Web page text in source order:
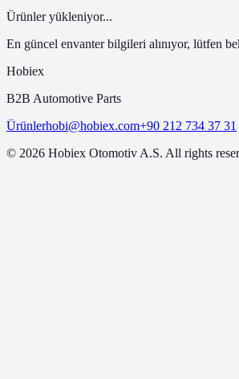
Ürünler yükleniyor...
En güncel envanter bilgileri alınıyor, lütfen
Hobiex
B2B Automotive Parts
Ürünlerhobi@hobiex.com+90 212 734 37 31
© 2026 Hobiex Otomotiv A.S. All rights